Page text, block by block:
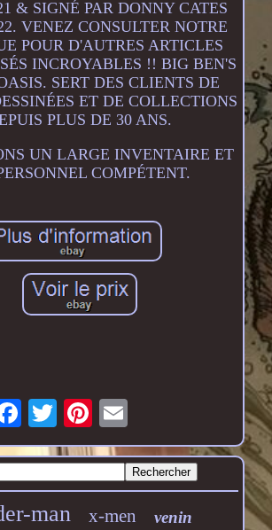
& SIGNÉ PAR DONNY CATES
VENEZ CONSULTER NOTRE
POUR D'AUTRES ARTICLES
INCROYABLES !! BIG BEN'S
SERT DES CLIENTS DE
ET DE COLLECTIONS
PLUS DE 30 ANS.
UN LARGE INVENTAIRE ET
COMPÉTENT.
man x-men venin